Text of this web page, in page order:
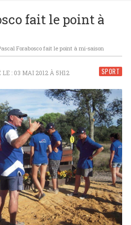
2027 !
fait le point à
Forabosco fait le point à mi-saison
SPORT
: 03 MAI 2012 À 5H12